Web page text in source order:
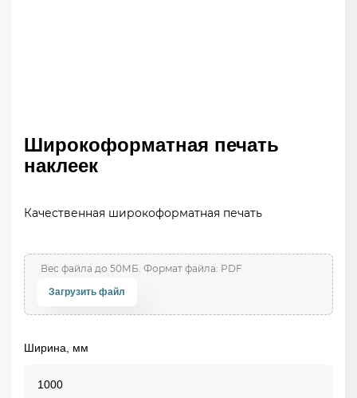
Широкоформатная печать
наклеек
Качественная широкоформатная печать
Загрузить файл
Ширина, мм